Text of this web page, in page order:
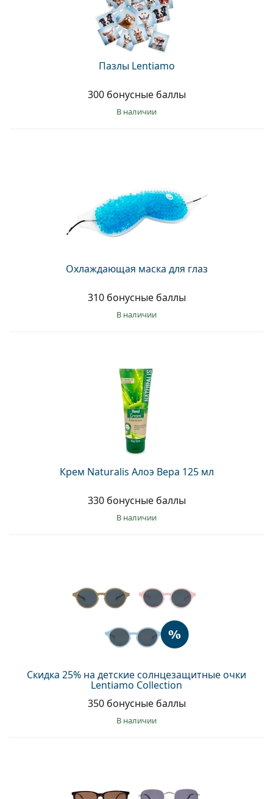
Пазлы Lentiamo
300 бонусные баллы
в наличии
Охлаждающая маска для глаз
310 бонусные баллы
в наличии
Крем Naturalis Алоэ Вера 125 мл
330 бонусные баллы
в наличии
Скидка 25% на детские солнцезащитные очки
Lentiamo Collection
350 бонусные баллы
в наличии